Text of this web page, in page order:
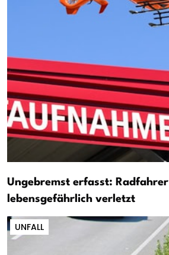
Ungebremst erfasst: Radfahrer
lebensgefährlich verletzt
UNFALL